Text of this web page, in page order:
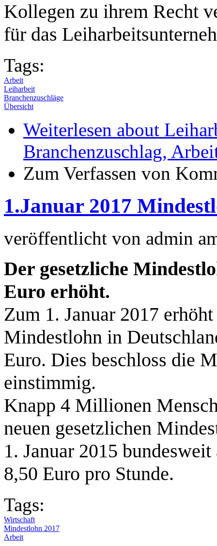
Kollegen zu ihrem Recht
für das
Tags:
Arbeit
Leiharbeit
Branchenzuschläge
Übersicht
Weiterlesen about
Branchenzuschlag,
Zum Verfassen von
1.Januar 2017
veröffentlicht von admin
Der gesetzliche
Euro erhöht.
Zum 1. Januar 2017
Mindestlohn in
Euro. Dies beschloss die
einstimmig.
Knapp 4 Millionen
neuen gesetzlichen
1. Januar 2015
8,50 Euro pro Stunde.
Tags:
Wirtschaft
Mindestlohn 2017
Arbeit